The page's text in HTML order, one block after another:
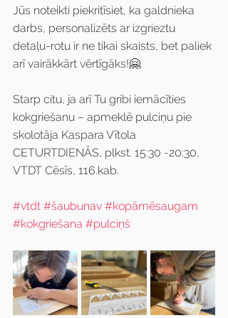
Jūs noteikti piekritīsiet, ka galdnieka
darbs, personalizēts ar izgrieztu
detaļu-rotu ir ne tikai skaists, bet paliek
arī vairākkārt vērtīgāks!🤗
Starp citu, ja arī Tu gribi iemācīties
kokgriešanu – apmeklē pulciņu pie
skolotāja Kaspara Vītola
CETURTDIENĀS, plkst. 15:30 -20:30,
VTDT Cēsīs, 116.kab.
#vtdt #šaubunav #kopāmēsaugam
#kokgriešana #pulciņš